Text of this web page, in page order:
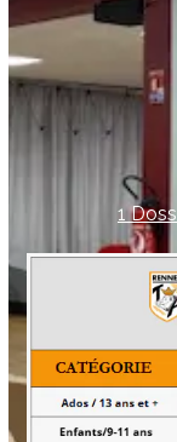
1